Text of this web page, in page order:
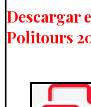
Descargar
Politours